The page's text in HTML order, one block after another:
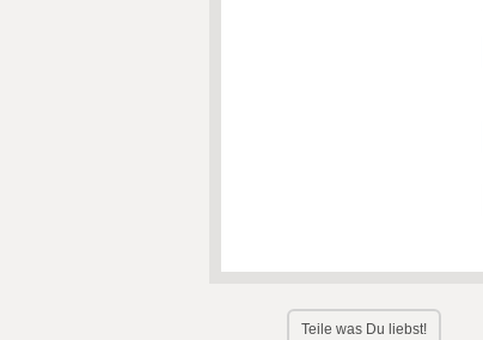
Teile was Du liebst!